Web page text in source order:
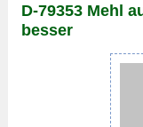
D-79353 Mehl
besser